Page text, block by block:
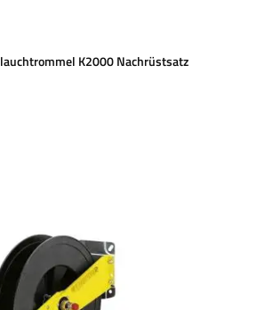
K2000 Nachrüstsatz